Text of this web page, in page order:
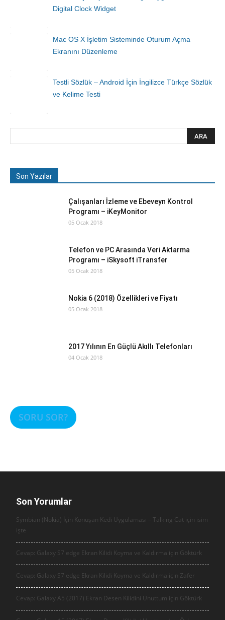
Digital Clock Widget
Mac OS X İşletim Sisteminde Oturum Açma
Ekranını Düzenleme
Testli Sözlük – Android İçin İngilizce Türkçe Sözlük
ve Kelime Testi
Son Yazılar
Çalışanları İzleme ve Ebeveyn Kontrol
Programı – iKeyMonitor
05 Ocak 2018
Telefon ve PC Arasında Veri Aktarma
Programı – iSkysoft iTransfer
05 Ocak 2018
Nokia 6 (2018) Özellikleri ve Fiyatı
05 Ocak 2018
2017 Yılının En Güçlü Akıllı Telefonları
04 Ocak 2018
SORU SOR?
Son Yorumlar
Symbian (Nokia) İçin Konuşan Kedi Uygulaması – Talking Cat için isim
işte
Cevap: Galaxy S7 edge Ekran Kilidi Koyma ve Kaldırma için Göktürk
Cevap: Galaxy S7 edge Ekran Kilidi Koyma ve Kaldırma için Zafer
Cevap: Galaxy A5 (2017) Ekran Desen Kilidini Unuttum için Göktürk